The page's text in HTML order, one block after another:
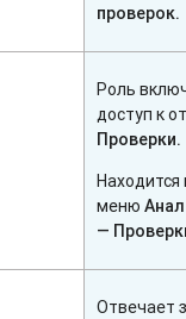
проверок.
Роль
доступ к
Проверки.
Находится
меню
—
Отвечает